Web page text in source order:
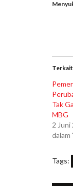
Terkait
Tak
MBG
2 Juni
dalam
Tags: